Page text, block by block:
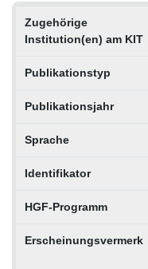
Zugehörige
Institution(en) am KIT
Publikationstyp
Publikationsjahr
Sprache
Identifikator
HGF-Programm
Erscheinungsvermerk